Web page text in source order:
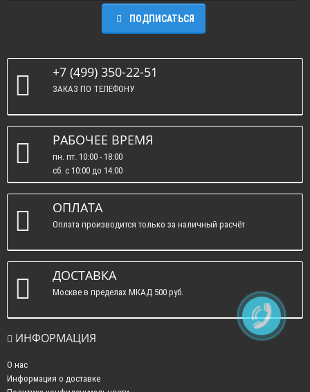
ПОДПИСАТЬСЯ
+7 (499) 350-22-51
ЗАКАЗ ПО ТЕЛЕФОНУ
РАБОЧЕЕ ВРЕМЯ
пн. пт. 10:00 - 18:00
сб. c 10:00 до 14:00
вс. : выходные.
ОПЛАТА
Оплата производится только за наличный расчёт
ДОСТАВКА
Москве в пределах МКАД 500 руб.
ИНФОРМАЦИЯ
О нас
Информация о доставке